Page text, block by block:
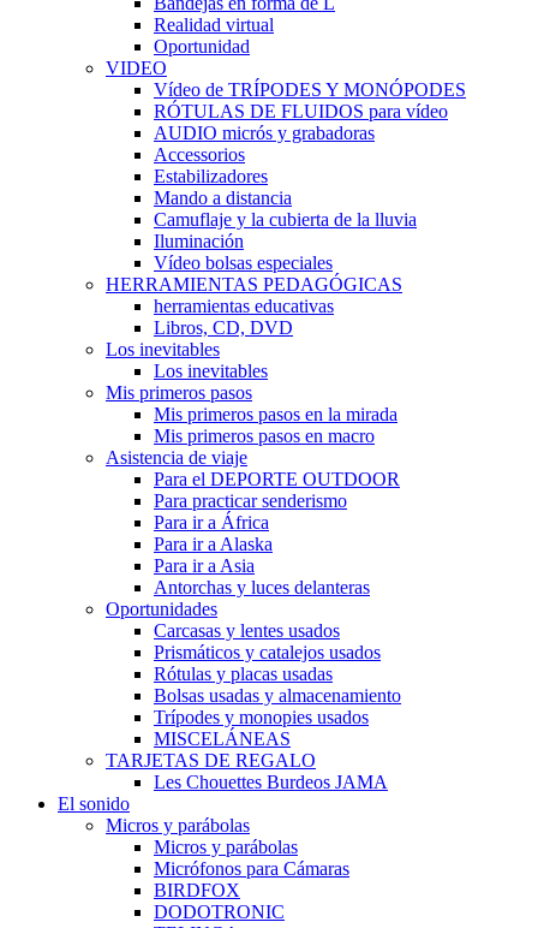
Realidad virtual
Oportunidad
VIDEO
Vídeo de TRÍPODES Y MONÓPODES
RÓTULAS DE FLUIDOS para vídeo
AUDIO micrós y grabadoras
Accessorios
Estabilizadores
Mando a distancia
Camuflaje y la cubierta de la lluvia
Iluminación
Vídeo bolsas especiales
HERRAMIENTAS PEDAGÓGICAS
herramientas educativas
Libros, CD, DVD
Los inevitables
Los inevitables
Mis primeros pasos
Mis primeros pasos en la mirada
Mis primeros pasos en macro
Asistencia de viaje
Para el DEPORTE OUTDOOR
Para practicar senderismo
Para ir a África
Para ir a Alaska
Para ir a Asia
Antorchas y luces delanteras
Oportunidades
Carcasas y lentes usados
Prismáticos y catalejos usados
Rótulas y placas usadas
Bolsas usadas y almacenamiento
Trípodes y monopies usados
MISCELÁNEAS
TARJETAS DE REGALO
Les Chouettes Burdeos JAMA
El sonido
Micros y parábolas
Micros y parábolas
Micrófonos para Cámaras
BIRDFOX
DODOTRONIC